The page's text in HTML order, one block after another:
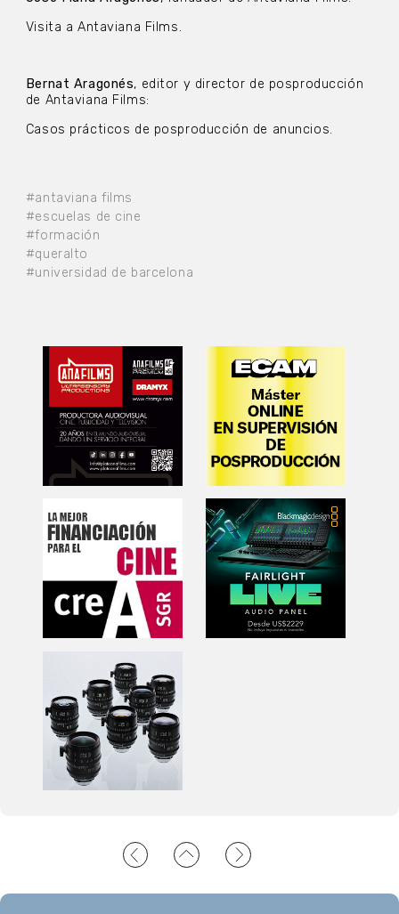
#antaviana films
#escuelas de cine
#formación
#queralto
#universidad de barcelona
Visita a Antaviana Films.
Bernat Aragonés, editor y director de posproducción
de Antaviana Films:
Casos prácticos de posproducción de anuncios.